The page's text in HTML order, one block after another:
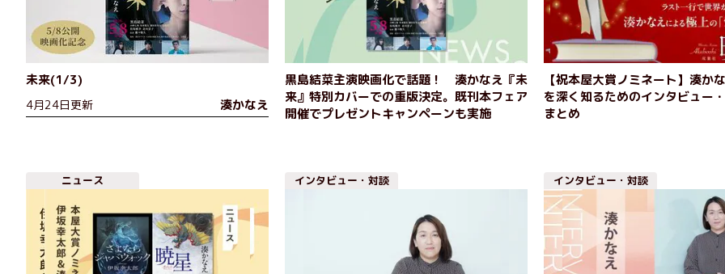
未来(1/3)
4月24日更新 湊かなえ
黒島結菜主演映画化で話題！ 湊かなえ『未
来』特別カバーでの重版決定。既刊本フェア
開催でプレゼントキャンペーンも実施
【祝本屋大賞ノミネート】湊か
を深く知るためのインタビュー
まとめ
ニュース インタビュー・対談 インタビュー・対談